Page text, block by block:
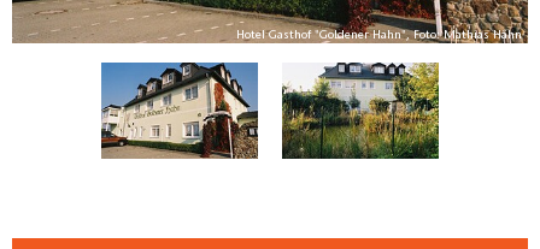
Hotel Gasthof "Goldener Hahn", Foto: Mathias Hähn